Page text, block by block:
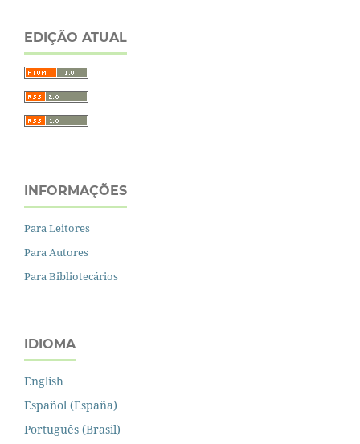
EDIÇÃO ATUAL
INFORMAÇÕES
Para Leitores
Para Autores
Para Bibliotecários
IDIOMA
English
Español (España)
Português (Brasil)